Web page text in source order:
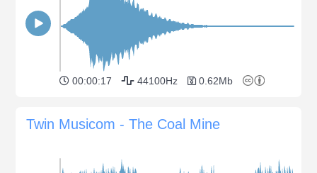
00:00:17 44100Hz 0.62Mb
Twin Musicom - The Coal Mine